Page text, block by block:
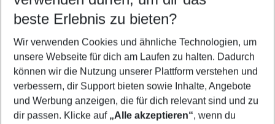
5-8 Nächte
2 Erwachsene Keine Kinder
Mehr Filter anzeigen
beste Erlebnis zu bieten?
Wir verwenden Cookies und ähnliche Technologien, um
unsere Webseite für dich am Laufen zu halten. Dadurch
können wir die Nutzung unserer Plattform verstehen und
verbessern, dir Support bieten sowie Inhalte, Angebote
und Werbung anzeigen, die für dich relevant sind und zu
dir passen. Klicke auf „Alle akzeptieren“, wenn du